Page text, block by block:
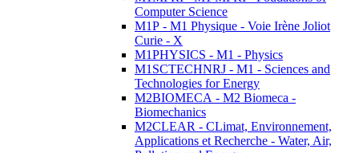
Computer Science
M1P - M1 Physique - Voie Irène Joliot
Curie - X
M1PHYSICS - M1 - Physics
M1SCTECHNRJ - M1 - Sciences and
Technologies for Energy
M2BIOMECA - M2 Biomeca -
Biomechanics
M2CLEAR - CLimat, Environnement,
Applications et Recherche - Water, Air,